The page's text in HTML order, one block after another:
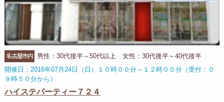
名古屋市内
男性：30代後半～50代以上 女性：30代後半～40代後半
開催日：2016年07月24日（日）１０時００分～１２時００分（受付：０
９時５０分から）
ハイステパーティー７２４